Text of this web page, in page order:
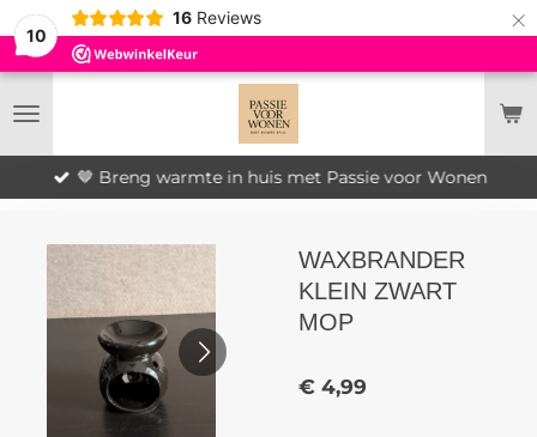
10
16 Reviews ×
🤎 Breng warmte in huis met Passie voor Wonen
WAXBRANDER
KLEIN ZWART
MOP
€ 4,99